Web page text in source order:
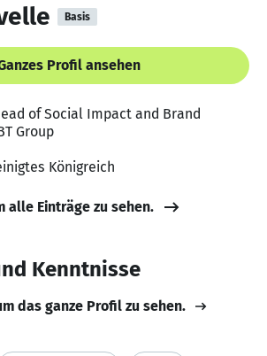
Basis
Profil ansehen
of Social Impact and Brand
Group
Königreich
alle Einträge zu sehen.
Kenntnisse
das ganze Profil zu sehen.